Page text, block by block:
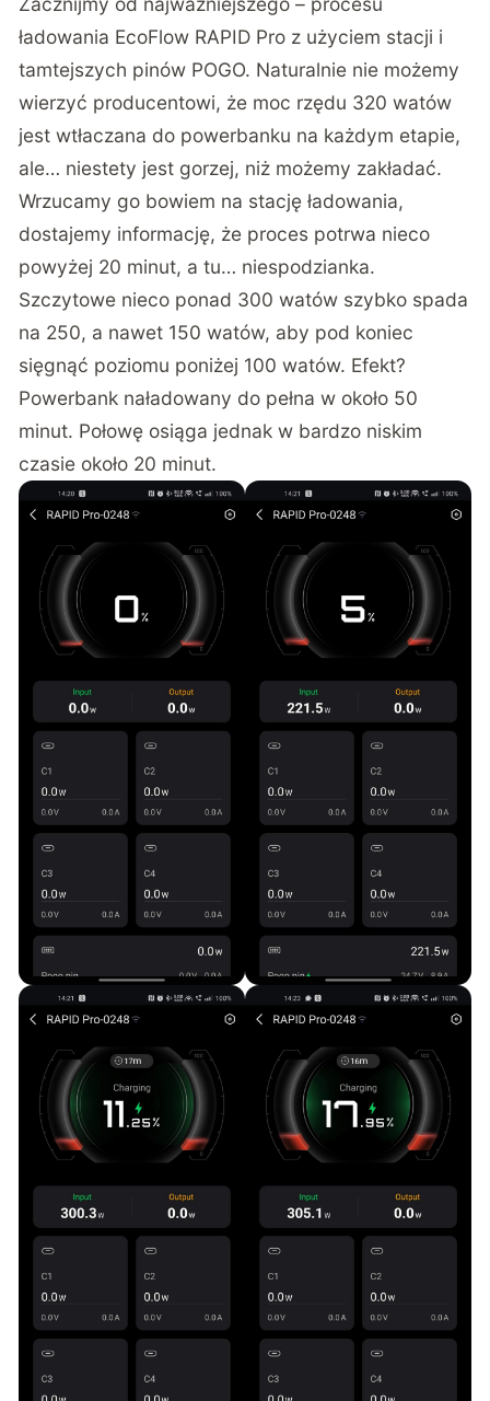
ładowania EcoFlow RAPID Pro z użyciem stacji i
tamtejszych pinów POGO. Naturalnie nie możemy
wierzyć producentowi, że moc rzędu 320 watów
jest wtłaczana do powerbanku na każdym etapie,
ale… niestety jest gorzej, niż możemy zakładać.
Wrzucamy go bowiem na stację ładowania,
dostajemy informację, że proces potrwa nieco
powyżej 20 minut, a tu… niespodzianka.
Szczytowe nieco ponad 300 watów szybko spada
na 250, a nawet 150 watów, aby pod koniec
sięgnąć poziomu poniżej 100 watów. Efekt?
Powerbank naładowany do pełna w około 50
minut. Połowę osiąga jednak w bardzo niskim
czasie około 20 minut.